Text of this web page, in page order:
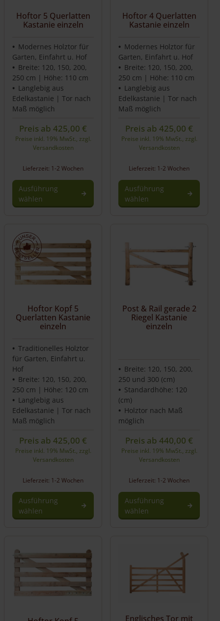
Hoftor 5 Querlatten
Kastanie einzeln
Modernes Holztor für
Garten, Einfahrt u. Hof
Breite: 120, 150, 200,
250 cm | Höhe: 110 cm
Langlebig aus
Edelkastanie | Tor nach
Maß möglich
Preis ab 425,00 €
Preise inkl. 19% MwSt., zzgl.
Versandkosten
Lieferzeit: 1-2 Wochen
Ausführung
wählen
Hoftor 4 Querlatten
Kastanie einzeln
Modernes Holztor für
Garten, Einfahrt u. Hof
Breite: 120, 150, 200,
250 cm | Höhe: 110 cm
Langlebig aus
Edelkastanie | Tor nach
Maß möglich
Preis ab 425,00 €
Preise inkl. 19% MwSt., zzgl.
Versandkosten
Lieferzeit: 1-2 Wochen
Ausführung
wählen
Hoftor Kopf 5
Querlatten Kastanie
einzeln
Traditionelles Holztor
für Garten, Einfahrt u.
Hof
Breite: 120, 150, 200,
250 cm | Höhe: 120 cm
Langlebig aus
Edelkastanie | Tor nach
Maß möglich
Preis ab 425,00 €
Preise inkl. 19% MwSt., zzgl.
Versandkosten
Lieferzeit: 1-2 Wochen
Ausführung
wählen
Post & Rail gerade 2
Riegel Kastanie
einzeln
Breite: 120, 150, 200,
250 und 300 (cm)
Standardhöhe: 120
(cm)
Holztor nach Maß
möglich
Preis ab 440,00 €
Preise inkl. 19% MwSt., zzgl.
Versandkosten
Lieferzeit: 1-2 Wochen
Ausführung
wählen
Englisches Tor mit